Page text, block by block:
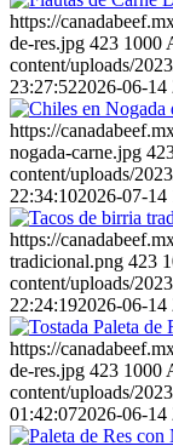
https://
de-res.jpg 423 1000
content/uploads/
23:27:522026-06-14
https://
nogada-carne.jpg
content/uploads/
22:34:102026-07-14
https://
tradicional.png 423
content/uploads/
22:24:192026-06-14
https://
de-res.jpg 423 1000
content/uploads/
01:42:072026-06-14